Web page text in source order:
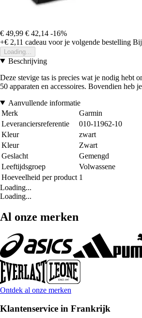
€ 49,99 € 42,14 -16%
+€ 2,11 cadeau voor je volgende bestelling
Loading...
Beschrijving
Deze stevige tas is precies wat je nodig hebt
50 apparaten en accessoires. Bovendien heb
Aanvullende informatie
Merk
Garmin
Leveranciersreferentie
010-11962-10
Kleur
zwart
Kleur
Zwart
Geslacht
Gemengd
Leeftijdsgroep
Volwassene
Hoeveelheid per product 1
Loading...
Loading...
Al onze merken
Ontdek al onze merken
Klantenservice in Frankrijk